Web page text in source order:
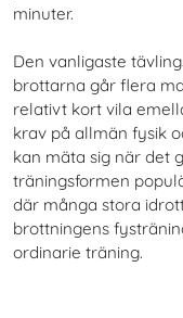
minuter.
Den vanligaste
brottarna går flera
relativt kort vila
krav på allmän fysik
kan mäta sig när det
träningsformen
där många stora
brottningens
ordinarie träning.